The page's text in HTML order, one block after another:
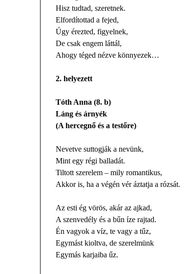
Hisz tudtad, szeretnek.
Elfordítottad a fejed,
Úgy érezted, figyelnek,
De csak engem láttál,
Ahogy téged nézve könnyezek…
2. helyezett
Tóth Anna (8. b)
Láng és árnyék
(A hercegnő és a testőre)
Nevetve suttogják a nevünk,
Mint egy régi balladát.
Tiltott szerelem – mily romantikus,
Akkor is, ha a végén vér áztatja a rózsát.
Az esti ég vörös, akár az ajkad,
A szenvedély és a bűn íze rajtad.
Én vagyok a víz, te vagy a tűz,
Egymást kioltva, de szerelmünk
Egymás karjaiba űz.